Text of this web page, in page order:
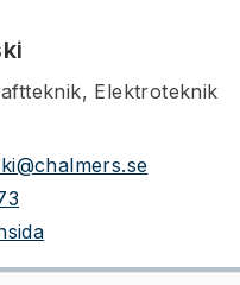
Elektroteknik